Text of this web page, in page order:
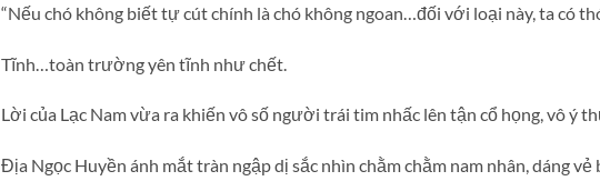
“Nếu chó không biết tự cút chính là chó không ngoan…đối với loại này, ta có
Tĩnh…toàn trường yên tĩnh như chết.
Lời của Lạc Nam vừa ra khiến vô số người trái tim nhấc lên tận cổ họng, vô ý
Địa Ngọc Huyền ánh mắt tràn ngập dị sắc nhìn chằm chằm nam nhân, dáng